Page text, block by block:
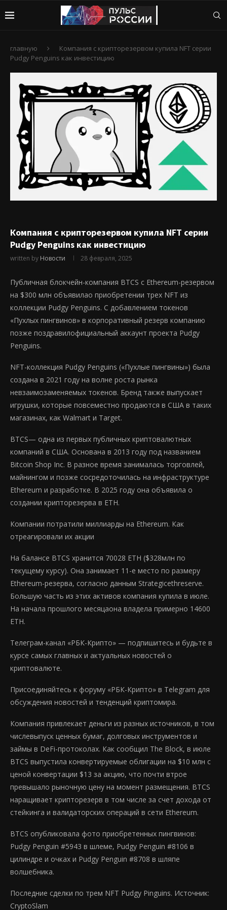
главную
Компания с крипторезервом купила NFT серии
Pudgy Penguins как инвестицию
Компания с крипторезервом купила NFT серии
Pudgy Penguins как инвестицию
written by Новости 28 февраля, 2025
Публичная блокчейн-компания BTCS с Ethereum-резервом
на $300 млн объявилао приобретении трех NFT из
коллекции Pudgy Penguins. С добавлением токенов
«Пухлых пингвинов» в корпоративный резерв компанию
позже поздравилофициальный аккаунт проекта Pudgy
Penguins.
NFT-коллекция Pudgy Penguins («Пухлые пингвины») была
создана в 2021 году на волне роста рынка
невзаимозаменяемых токенов. Бренд также выпускает
игрушки, которые повсеместно продаются в США в таких
магазинах, как Walmart и Target.
BTCS— одна из первых публичных криптовалютных
компаний в США. Основана в 2013 году под названием
Bitcoin Shop Inc. В разное время занималась торговлей,
майнингом и позже сосредоточилась на инфраструктуре
Ethereum и разработке. В 2025 году она объявила о
создании крипторезерва в ETH.
Компании потратили миллиарды на Ethereum. Как
отреагировали их акции
На балансе BTCS хранится 70028 ETH ($328млн по
текущему курсу). Она занимает 11-е место по размеру
Ethereum-резерва, согласно данным Strategicethreserve.
Большую часть из этих активов компания купила в июле.
На начала прошлого месяцаона владела примерно 14600
ETH.
Телеграм-канал «РБК-Крипто» — подпишитесь и будьте в
курсе самых главных и актуальных новостей о
криптовалюте.
Присоединяйтесь к форуму «РБК-Крипто» в Telegram для
обсуждения новостей и тенденций криптомира.
Компания привлекает деньги из разных источников, в том
числевыпуск ценных бумаг, долговых инструментов и
займы в DeFi-протоколах. Как сообщил The Block, в июле
BTCS выпустила конвертируемые облигации на $10 млн с
ценой конвертации $13 за акцию, что почти втрое
превышало рыночную цену на момент размещения. BTCS
наращивает крипторезерв в том числе за счет дохода от
стейкинга и валидаторских операций в сети Ethereum.
BTCS опубликовала фото приобретенных пингвинов:
Pudgy Penguin #5943 в шлеме, Pudgy Penguin #8106 в
цилиндре и очках и Pudgy Penguin #8708 в шляпе
волшебника.
Последние сделки по трем NFT Pudgy Pinguins. Источник:
CryptoSlam